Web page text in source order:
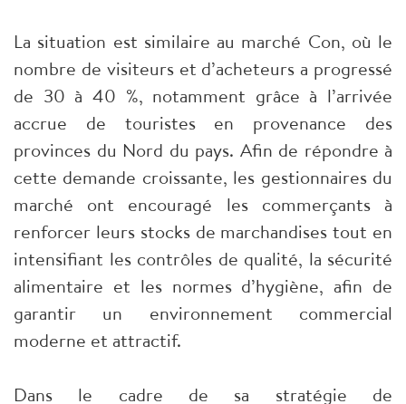
La situation est similaire au marché Con, où le
nombre de visiteurs et d’acheteurs a progressé
de 30 à 40 %, notamment grâce à l’arrivée
accrue de touristes en provenance des
provinces du Nord du pays. Afin de répondre à
cette demande croissante, les gestionnaires du
marché ont encouragé les commerçants à
renforcer leurs stocks de marchandises tout en
intensifiant les contrôles de qualité, la sécurité
alimentaire et les normes d’hygiène, afin de
garantir un environnement commercial
moderne et attractif.
Dans le cadre de sa stratégie de